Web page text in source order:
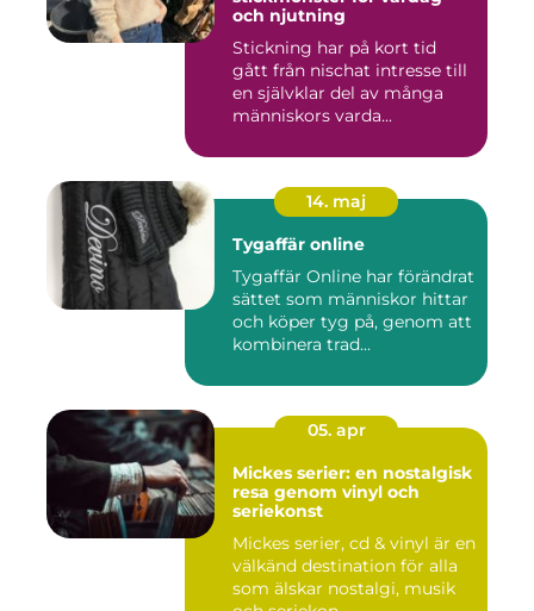
och njutning
Stickning har på kort tid
gått från nischat intresse till
en självklar del av många
människors varda...
14. maj
Tygaffär online
Tygaffär Online har förändrat
sättet som människor hittar
och köper tyg på, genom att
kombinera trad...
05. apr
Mickes serier: en nostalgisk
resa genom vinyl och
seriekonst
Mickes serier, cd & vinyl är en
välkänd destination för alla
som älskar nostalgi, musik